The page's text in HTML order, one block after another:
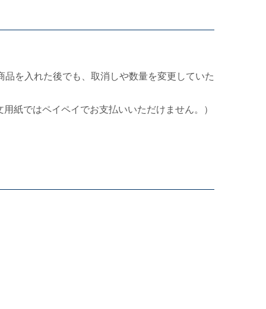
を入れた後でも、取消しや数量を変更していた
紙ではペイペイでお支払いいただけません。）